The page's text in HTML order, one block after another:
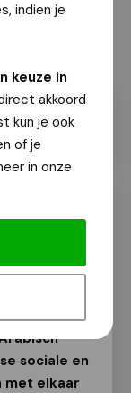
indien je
keuze in
akkoord
kun je ook
of je
in onze
bij
sociale en
met elkaar